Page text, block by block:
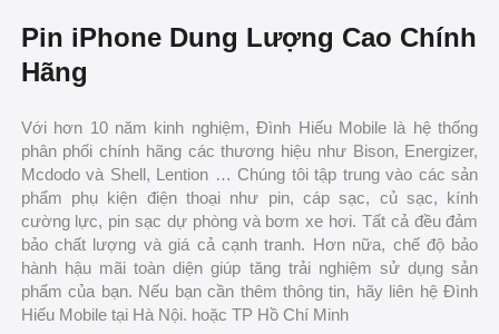
Pin iPhone Dung Lượng Cao Chính
Hãng
Với hơn 10 năm kinh nghiệm, Đình Hiếu Mobile là hệ thống
phân phối chính hãng các thương hiệu như Bison, Energizer,
Mcdodo và Shell, Lention … Chúng tôi tập trung vào các sản
phẩm phụ kiện điện thoại như pin, cáp sạc, củ sạc, kính
cường lực, pin sạc dự phòng và bơm xe hơi. Tất cả đều đảm
bảo chất lượng và giá cả cạnh tranh. Hơn nữa, chế độ bảo
hành hậu mãi toàn diện giúp tăng trải nghiệm sử dụng sản
phẩm của bạn. Nếu bạn cần thêm thông tin, hãy liên hệ Đình
Hiếu Mobile tại Hà Nội. hoặc TP Hồ Chí Minh